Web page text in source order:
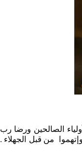
الصالحين ورضا رب
من قبل الجهلاء .